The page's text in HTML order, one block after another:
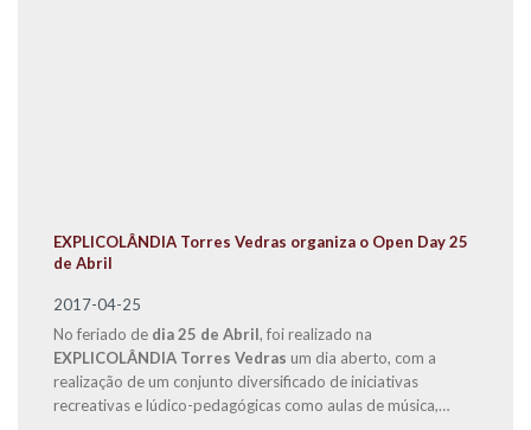
EXPLICOLÂNDIA Torres Vedras organiza o Open Day 25
de Abril
2017-04-25
No feriado de dia 25 de Abril, foi realizado na
EXPLICOLÂNDIA Torres Vedras um dia aberto, com a
realização de um conjunto diversificado de iniciativas
recreativas e lúdico-pedagógicas como aulas de música,